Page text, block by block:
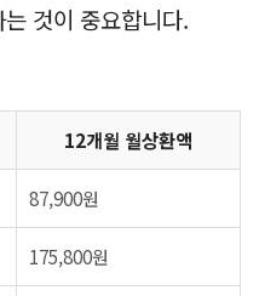
것이 중요합니다.
12개월 월상환액
87,900원
175,800원